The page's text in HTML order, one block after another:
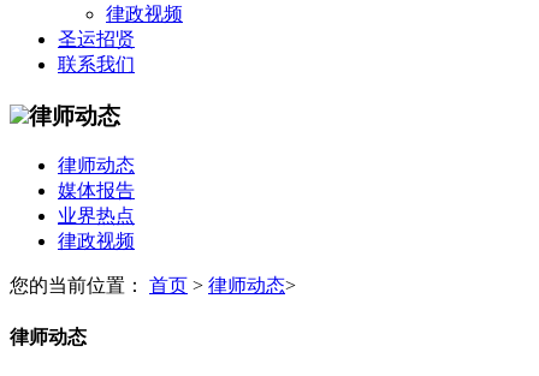
律政视频
圣运招贤
联系我们
律师动态
律师动态
媒体报告
业界热点
律政视频
您的当前位置： 首页 > 律师动态>
律师动态